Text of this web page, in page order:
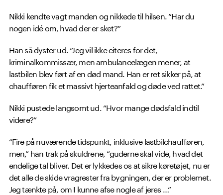
Nikki kendte vagt manden og nikkede til hilsen. “Har du
nogen idé om, hvad der er sket?”
Han så dyster ud. “Jeg vil ikke citeres for det,
kriminalkommissær, men ambulancelægen mener, at
lastbilen blev ført af en død mand. Han er ret sikker på, at
chaufføren fik et massivt hjerteanfald og døde ved rattet.”
Nikki pustede langsomt ud. “Hvor mange dødsfald indtil
videre?”
“Fire på nuværende tidspunkt, inklusive lastbilchaufføren,
men,” han trak på skuldrene, “guderne skal vide, hvad det
endelige tal bliver. Det er lykkedes os at sikre køretøjet, nu er
det alle de skide vragrester fra bygningen, der er problemet.
Jeg tænkte på, om I kunne afse nogle af jeres …”